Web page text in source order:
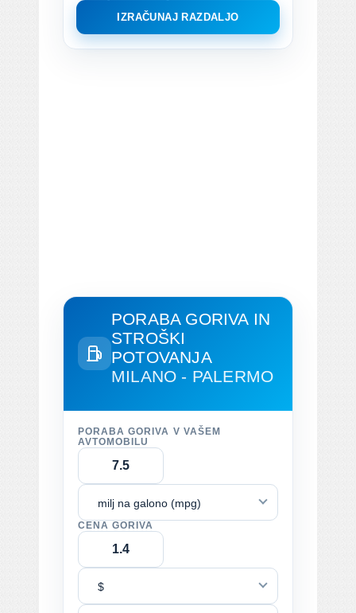
IZRAČUNAJ RAZDALJO
PORABA GORIVA IN
STROŠKI
POTOVANJA
MILANO - PALERMO
PORABA GORIVA V VAŠEM
AVTOMOBILU
milj na galono (mpg)
CENA GORIVA
$